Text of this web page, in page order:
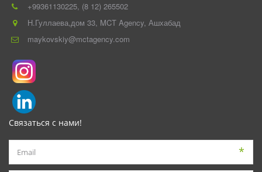
+99361130225, (8 12) 265502
Н.Гуллаева,дом 33, MCT Agency, Ашхабад
maykovskiy@mctagency.com
Связаться с нами!
*